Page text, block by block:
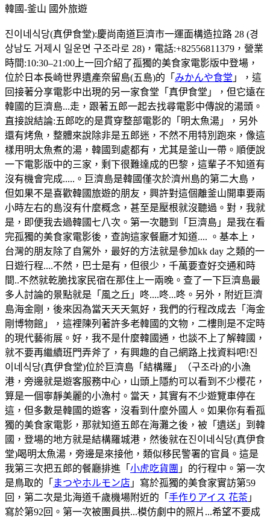
韓國-釜山 國外旅遊
진이네식당(真伊食堂):慶尚南道巨濟市一運面構造拉路 28 (경
상남도 거제시 일운면 구조라로 28)，電話:+82556811379，營業
時間:10:30–21:00上一回介紹了孤獨的美食家電影版中登場，
位於日本長崎世界遺產奈留島(五島)的「 みかんや食堂 」，這
回接著分享電影中出現的另一家食堂「真伊食堂」，但它遠在
韓國的巨濟島...走，跟著五郎一起去找尋電影中傳說的湯頭。
直接說結論:五郎吃的是貫穿整部電影的「明太魚湯」，另外
還有烤魚，整體來說除非是五郎迷，不然不用特別跑來，像這
樣用明太魚煮的湯，韓國到處都有，尤其是釜山一帶。順便說
一下電影版中的三家，剩下很難達成的巴黎，這輩子不知道有
沒有機會完成.....。巨濟島是韓國僅次於濟州島的第二大島，
但如果不是喜歡韓國旅遊的朋友，興許對這個離釜山開車要兩
小時左右的島沒有什麼概念，甚至是壓根就沒聽過。對，我就
是，即便我去過韓國七八次。第一次聽到「巨濟島」是我在看
完孤獨的美食家電影後，查詢這家餐廳才知道.... 。基本上，
台灣的朋友除了自駕外，最好的方法就是參加kk day 之類的一
日遊行程....不然，巴士是有，但很少，千萬要查好交通和時
間..不然就乾脆找家民宿在那住上一兩晚。查了一下巨濟島最
多人討論的景點就是「風之丘」咚....咚...咚。另外，附近巨濟
島海金剛，後來因為當天天天氣好，我們的行程改成去「海金
剛博物館」，這裡陳列著許多老韓國的文物，二樓則是不定時
的現代藝術展。好，我不是什麼韓國通，也談不上了解韓國，
就不要再繼續班門弄斧了，有興趣的自己網路上找資料吧!진
이네식당(真伊食堂)位於巨濟島「結構羅」（구조라)的小漁
港，旁邊就是遊客服務中心，山頭上隱約可以看到不少櫻花，
算是一個寧靜美麗的小漁村。當天，其實有不少遊覽車停在
這，但多數是韓國的遊客，沒看到什麼外國人。如果你有看孤
獨的美食家電影，那就知道五郎在海灘之後，被「遺送」到韓
國，登場的地方就是結構羅城港，然後就在진이네식당(真伊食
堂)喝明太魚湯，旁邊是來接他，類似移民警署的官員。這是
我第三次把五郎的餐廳排進「 小虎吃貨團 」的行程中。第一次
是鳥取的「 まつやホルモン店 」寫於孤獨的美食家實訪第59
回，第二次是北海道千歲機場附近的「 手作りアイス 花茶 」
寫於第92回。第一次被團員拱...模仿劇中的照片...希望不要成